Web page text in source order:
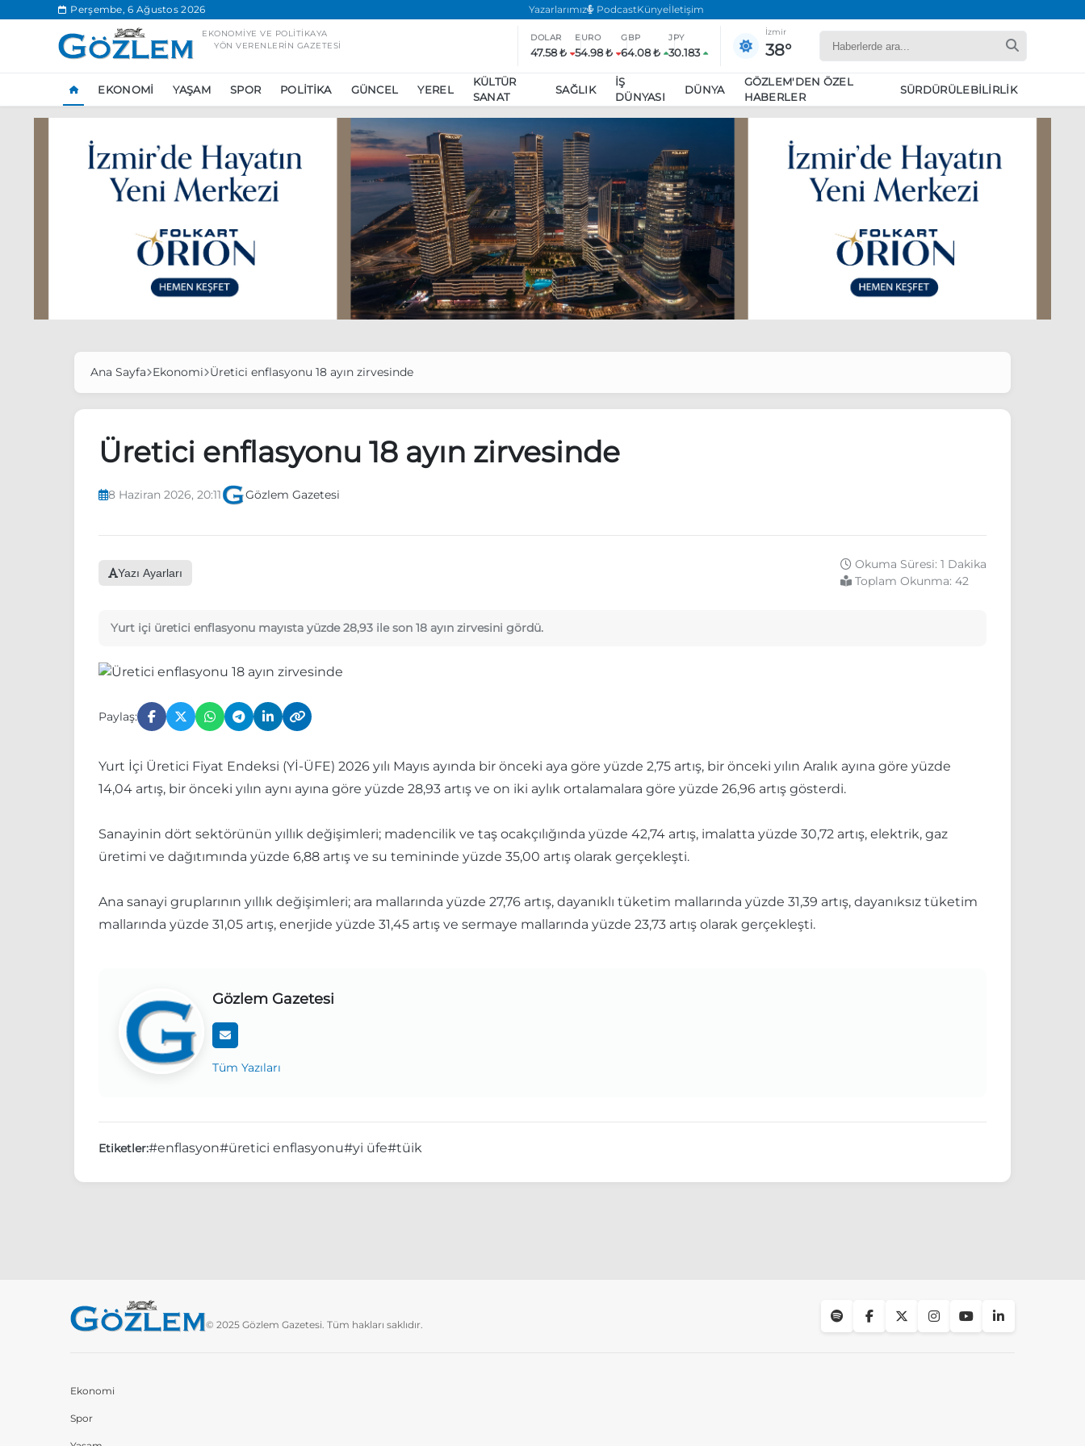
Perşembe, 6 Ağustos 2026 Yazarlarımız PodcastKünyeİletişim
EKONOMIYE VE POLITIKAYA
YÖN VERENLERIN GAZETESI
DOLAR
47.58 ₺
EURO
54.98 ₺
GBP
64.08 ₺
JPY
30.183
İzmir
38°
EKONOMI YAŞAM SPOR POLITIKA GÜNCEL YEREL
KÜLTÜR
SANAT
SAĞLIK
İŞ
DÜNYASI
DÜNYA
GÖZLEM'DEN ÖZEL
HABERLER
SÜRDÜRÜLEBILIRLIK
Ankara’da eylem yasağı uzatıldı
Özgür Özel, Ekrem İmamoğlu’nu ziyaret edecek
Ünlü çift bir etkinliğe daha katılmama kararı aldı
Boykot
Ana Sayfa Ekonomi Üretici enflasyonu 18 ayın zirvesinde
Üretici enflasyonu 18 ayın zirvesinde
8 Haziran 2026, 20:11 Gözlem Gazetesi
Yazı Ayarları
Okuma Süresi: 1 Dakika
Toplam Okunma: 42
Yurt içi üretici enflasyonu mayısta yüzde 28,93 ile son 18 ayın zirvesini gördü.
Paylaş:
Yurt İçi Üretici Fiyat Endeksi (Yİ-ÜFE) 2026 yılı Mayıs ayında bir önceki aya göre yüzde 2,75 artış, bir önceki yılın Aralık ayına göre yüzde
14,04 artış, bir önceki yılın aynı ayına göre yüzde 28,93 artış ve on iki aylık ortalamalara göre yüzde 26,96 artış gösterdi.
Sanayinin dört sektörünün yıllık değişimleri; madencilik ve taş ocakçılığında yüzde 42,74 artış, imalatta yüzde 30,72 artış, elektrik, gaz
üretimi ve dağıtımında yüzde 6,88 artış ve su temininde yüzde 35,00 artış olarak gerçekleşti.
Ana sanayi gruplarının yıllık değişimleri; ara mallarında yüzde 27,76 artış, dayanıklı tüketim mallarında yüzde 31,39 artış, dayanıksız tüketim
mallarında yüzde 31,05 artış, enerjide yüzde 31,45 artış ve sermaye mallarında yüzde 23,73 artış olarak gerçekleşti.
Gözlem Gazetesi
Tüm Yazıları
Etiketler:#enflasyon#üretici enflasyonu#yi üfe#tüik
© 2025 Gözlem Gazetesi. Tüm hakları saklıdır.
Ekonomi
Spor